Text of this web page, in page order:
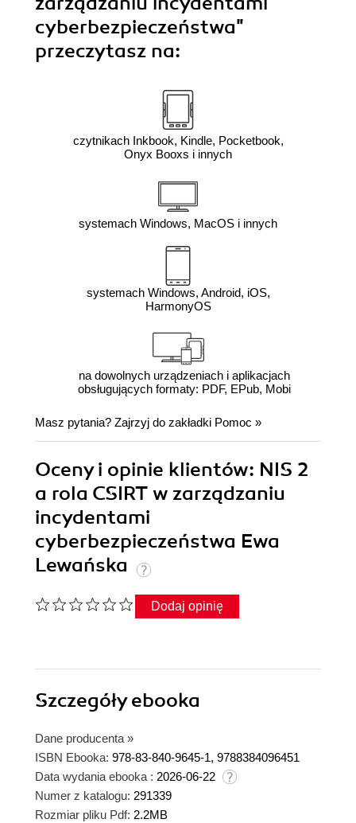
cyberbezpieczeństwa"
przeczytasz na:
czytnikach Inkbook, Kindle, Pocketbook,
Onyx Booxs i innych
systemach Windows, MacOS i innych
systemach Windows, Android, iOS,
HarmonyOS
na dowolnych urządzeniach i aplikacjach
obsługujących formaty: PDF, EPub, Mobi
Masz pytania? Zajrzyj do zakładki Pomoc »
Oceny i opinie klientów: NIS 2
a rola CSIRT w zarządzaniu
incydentami
cyberbezpieczeństwa Ewa
Lewańska
Dodaj opinię
Szczegółyebooka
Dane producenta »
ISBN Ebooka: 978-83-840-9645-1, 9788384096451
Data wydania ebooka : 2026-06-22
Numer z katalogu: 291339
Rozmiar pliku Pdf: 2.2MB